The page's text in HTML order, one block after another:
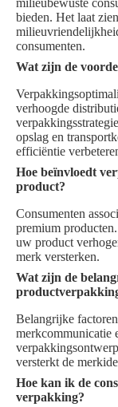
milieubewuste
bieden. Het laat
consumenten.
Wat zijn de
verhoogde
opslag en
efficiëntie
Hoe beïnvloedt
product?
Consumenten
premium
uw product
merk versterken.
Wat zijn de
Belangrijke
merkcommunicatie
versterkt de
Hoe kan ik de
verpakking?